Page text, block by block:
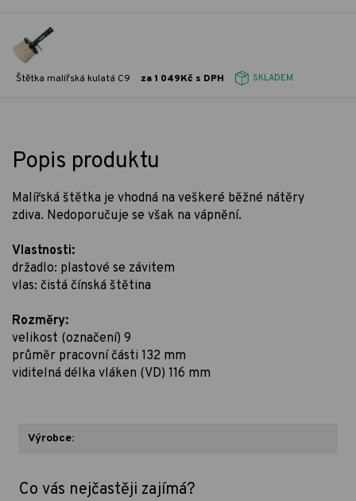
Štětka malířská kulatá C9 za 1 049Kč s DPH SKLADEM
Popis produktu
Malířská štětka je vhodná na veškeré běžné nátěry
zdiva. Nedoporučuje se však na vápnění.
Vlastnosti:
držadlo: plastové se závitem
vlas: čistá čínská štětina
Rozměry:
velikost (označení) 9
průměr pracovní části 132 mm
viditelná délka vláken (VD) 116 mm
Výrobce:
Co vás nejčastěji zajímá?